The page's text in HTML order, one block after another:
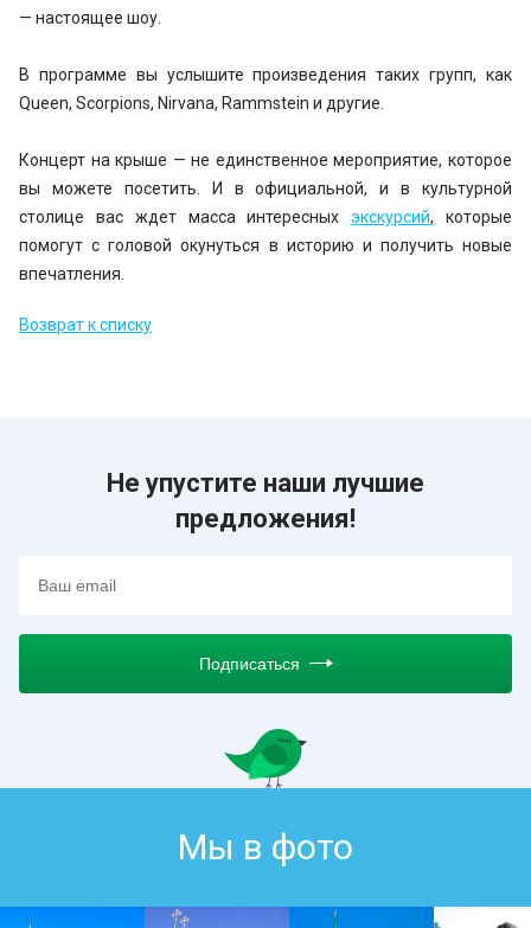
— настоящее шоу.
В программе вы услышите произведения таких групп, как
Queen, Scorpions, Nirvana, Rammstein и другие.
Концерт на крыше — не единственное мероприятие, которое
вы можете посетить. И в официальной, и в культурной
столице вас ждет масса интересныхэкскурсий, которые
помогут с головой окунуться в историю и получить новые
впечатления.
Возврат к списку
Не упустите наши лучшие
предложения!
Подписаться
Мы в фото